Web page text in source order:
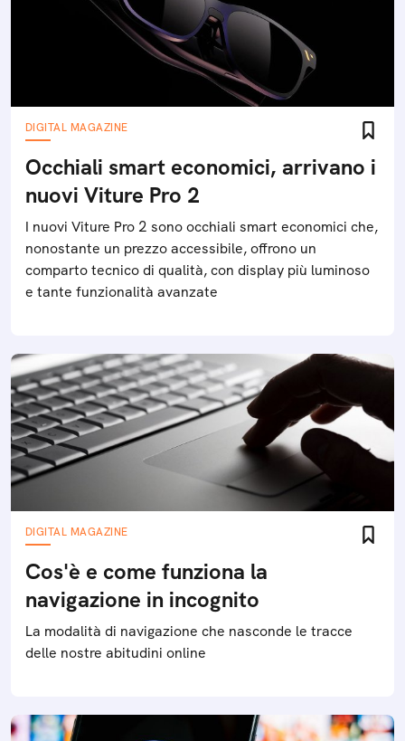
DIGITAL MAGAZINE
Occhiali smart economici, arrivano i
nuovi Viture Pro 2
I nuovi Viture Pro 2 sono occhiali smart economici che,
nonostante un prezzo accessibile, offrono un
comparto tecnico di qualità, con display più luminoso
e tante funzionalità avanzate
DIGITAL MAGAZINE
Cos'è e come funziona la
navigazione in incognito
La modalità di navigazione che nasconde le tracce
delle nostre abitudini online